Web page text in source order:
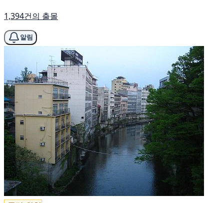
1,394건의 출몰
알림